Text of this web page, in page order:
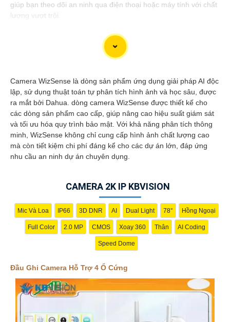
giúp bạn theo dõi an ninh qua điện thoại hoặc máy tính với chất
lượng vượt trội.
Đầu ghi camera hỗ trợ 4 ổ cứng là một giải pháp lý tưởng cho
hệ thống camera an ninh tại gia đình hoặc doanh nghiệp. Với
khả năng hỗ trợ đến 4 ổ cứng, người dùng có thể lưu trữ một
lượng lớn dữ liệu từ camera mà không cần lo lắng về không
gian lưu trữ.
Đầu ghi này cung cấp các tính năng hiệu quả như ghi hình độ
nét cao, chức năng xem lại dễ dàng, và khả năng truy cập từ xa
qua điện thoại di động. nó còn có khả năng ghi hình liên tục
Với đầu ghi camera hỗ trợ 4 ổ cứng, bạn có thể yên tâm về việc
bảo vệ tài sản và an ninh trong mọi tình huống, đồng thời tiết
kiệm thời gian và công sức trong việc quản lý hệ thống camera.
Camera WizSense là dòng sản phẩm ứng dụng giải pháp AI độc
lập, sử dụng thuật toán tự phân tích hình ảnh và học sâu, được
ra mắt bởi Dahua. dòng camera WizSense được thiết kế cho
các dòng sản phẩm cao cấp, giúp nâng cao hiệu suất giám sát
và tối ưu hóa quy trình bảo mật. Với khả năng phân tích thông
minh, WizSense không chỉ cung cấp hình ảnh chất lượng cao
mà còn tiết kiệm chi phí đáng kể cho các dự án lớn, đáp ứng
nhu cầu an ninh dự án chuyên dụng.
CAMERA 2K IP KBVISION
Mic Và Loa IP66 3D DNR AI Dual Light 78° Hồng Ngoại
Full Color 2.0 MP CMOS Xoay 360 Thân AI Coding
Speed Dome
Đầu Ghi Camera Hỗ Trợ 4 Ổ Cứng